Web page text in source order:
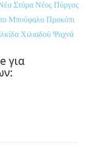
Στύρα Νέος Πύργος
Μπούφαλο Προκόπι
Χιλιαδού Ψαχνά
για